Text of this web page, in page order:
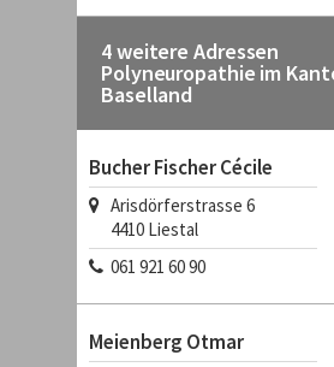
4 weitere Adressen
Polyneuropathie im
Baselland
Bucher Fischer Cécile
Arisdörferstrasse 6
4410 Liestal
061 921 60 90
Meienberg Otmar